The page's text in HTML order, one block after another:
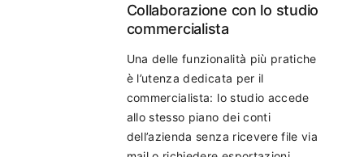
Collaborazione con lo studio
commercialista
Una delle funzionalità più pratiche
è l’utenza dedicata per il
commercialista: lo studio accede
allo stesso piano dei conti
dell’azienda senza ricevere file via